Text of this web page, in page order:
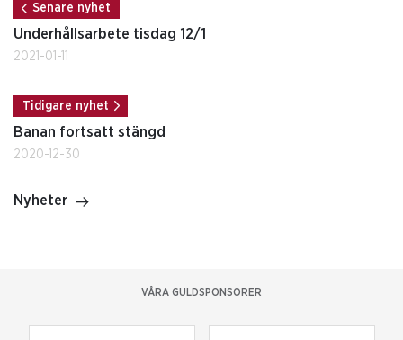
Senare nyhet
Underhållsarbete tisdag 12/1
2021-01-11
Tidigare nyhet
Banan fortsatt stängd
2020-12-30
Nyheter
VÅRA GULDSPONSORER